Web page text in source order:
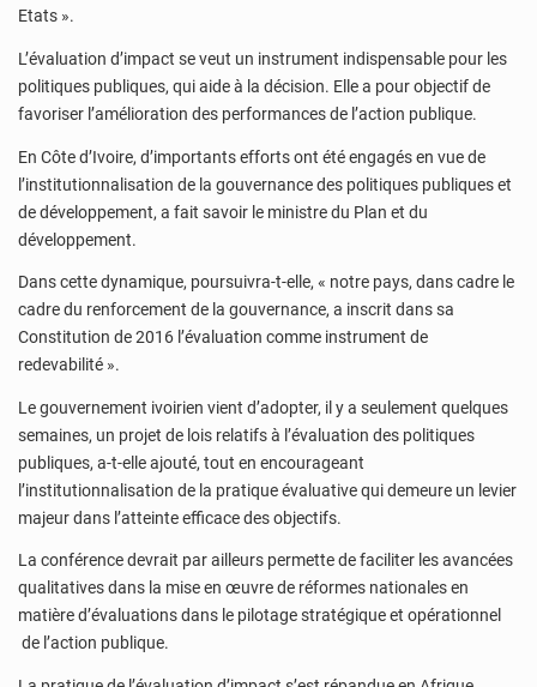
Etats ».
L’évaluation d’impact se veut un instrument indispensable pour les
politiques publiques, qui aide à la décision. Elle a pour objectif de
favoriser l’amélioration des performances de l’action publique.
En Côte d’Ivoire, d’importants efforts ont été engagés en vue de
l’institutionnalisation de la gouvernance des politiques publiques et
de développement, a fait savoir le ministre du Plan et du
développement.
Dans cette dynamique, poursuivra-t-elle, « notre pays, dans cadre le
cadre du renforcement de la gouvernance, a inscrit dans sa
Constitution de 2016 l’évaluation comme instrument de
redevabilité ».
Le gouvernement ivoirien vient d’adopter, il y a seulement quelques
semaines, un projet de lois relatifs à l’évaluation des politiques
publiques, a-t-elle ajouté, tout en encourageant
l’institutionnalisation de la pratique évaluative qui demeure un levier
majeur dans l’atteinte efficace des objectifs.
La conférence devrait par ailleurs permette de faciliter les avancées
qualitatives dans la mise en œuvre de réformes nationales en
matière d’évaluations dans le pilotage stratégique et opérationnel
de l’action publique.